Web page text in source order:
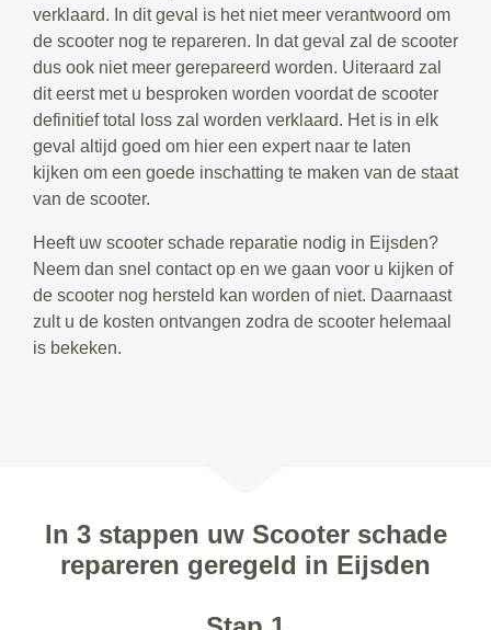
verklaard. In dit geval is het niet meer verantwoord om
de scooter nog te repareren. In dat geval zal de scooter
dus ook niet meer gerepareerd worden. Uiteraard zal
dit eerst met u besproken worden voordat de scooter
definitief total loss zal worden verklaard. Het is in elk
geval altijd goed om hier een expert naar te laten
kijken om een goede inschatting te maken van de staat
van de scooter.
Heeft uw scooter schade reparatie nodig in Eijsden?
Neem dan snel contact op en we gaan voor u kijken of
de scooter nog hersteld kan worden of niet. Daarnaast
zult u de kosten ontvangen zodra de scooter helemaal
is bekeken.
In 3 stappen uw Scooter schade
repareren geregeld in Eijsden